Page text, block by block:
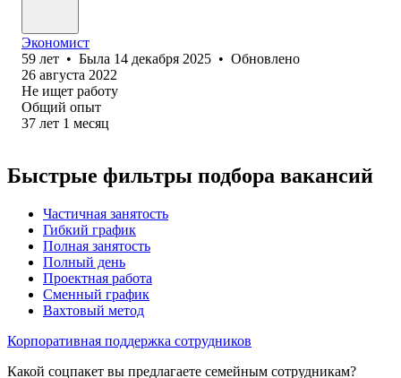
Экономист
59 лет • Была 14 декабря 2025 • Обновлено
26 августа 2022
Не ищет работу
Общий опыт
37 лет 1 месяц
Быстрые фильтры подбора вакансий
Частичная занятость
Гибкий график
Полная занятость
Полный день
Проектная работа
Сменный график
Вахтовый метод
Корпоративная поддержка сотрудников
Какой соцпакет вы предлагаете семейным сотрудникам?